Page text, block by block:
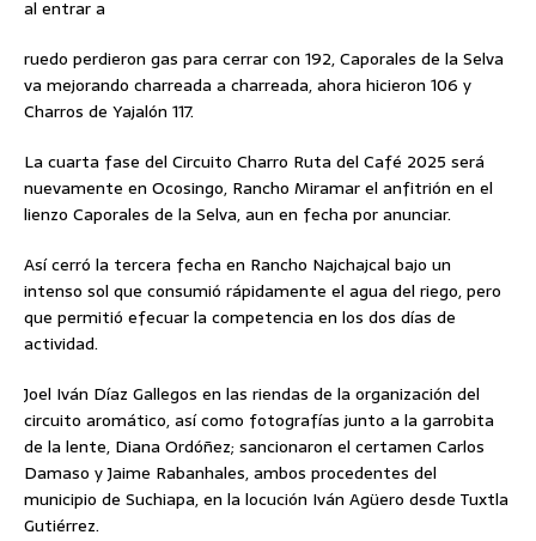
al entrar a
ruedo perdieron gas para cerrar con 192, Caporales de la Selva
va mejorando charreada a charreada, ahora hicieron 106 y
Charros de Yajalón 117.
La cuarta fase del Circuito Charro Ruta del Café 2025 será
nuevamente en Ocosingo, Rancho Miramar el anfitrión en el
lienzo Caporales de la Selva, aun en fecha por anunciar.
Así cerró la tercera fecha en Rancho Najchajcal bajo un
intenso sol que consumió rápidamente el agua del riego, pero
que permitió efecuar la competencia en los dos días de
actividad.
Joel Iván Díaz Gallegos en las riendas de la organización del
circuito aromático, así como fotografías junto a la garrobita
de la lente, Diana Ordóñez; sancionaron el certamen Carlos
Damaso y Jaime Rabanhales, ambos procedentes del
municipio de Suchiapa, en la locución Iván Agüero desde Tuxtla
Gutiérrez.